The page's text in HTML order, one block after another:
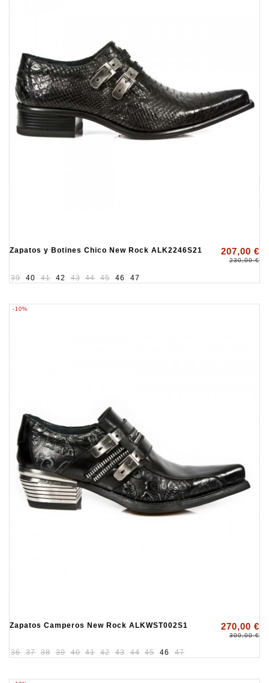
Zapatos y Botines Chico New Rock ALK2246S21 207,00 €
230,00 €
39 40 41 42 43 44 45 46 47
-10%
Zapatos Camperos New Rock ALKWST002S1 270,00 €
300,00 €
36 37 38 39 40 41 42 43 44 45 46 47